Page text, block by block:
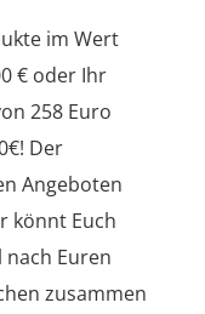
im Wert
€ oder Ihr
258 Euro
Der
Angeboten
könnt Euch
Euren
zusammen